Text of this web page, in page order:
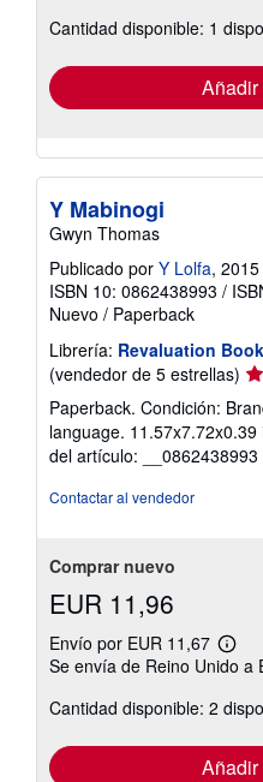
las
tarifas
envío
Cantidad disponible: 1
Añadir
Y Mabinogi
Gwyn Thomas
Publicado por Y Lolfa, 2015
ISBN 10: 0862438993 /
Nuevo / Paperback
Librería: Revaluation
(vendedor de 5 estrellas)
5
de
Paperback. Condición:
language. 11.57x7.72x0.39
del artículo: __0862438993
Contactar al vendedor
Comprar nuevo
EUR 11,96
Envío por EUR 11,67
Más
las
tarifas
envío
Se envía de Reino Unido a
Cantidad disponible: 2
Añadir